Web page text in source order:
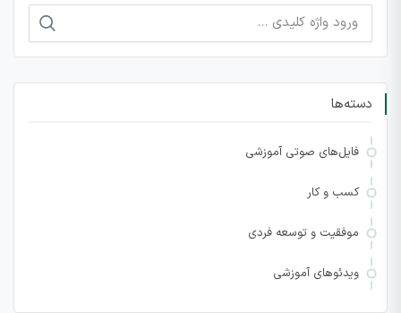
جستجو
برای:
دسته‌ها
فایل‌های صوتی آموزشی
کسب و کار
موفقیت و توسعه فردی
ویدئوهای آموزشی